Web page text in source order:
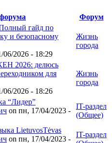
Форум
гайд по
и безопасному
06/2026 - 18:29
Жизнь
города
2026: делюсь
для
06/2026 - 18:26
Жизнь
города
“Лидер”
on пн, 17/04/2023 -
IT-раздел
(Общее)
LietuvosTėvas
on пн, 17/04/2023 -
IT-раздел